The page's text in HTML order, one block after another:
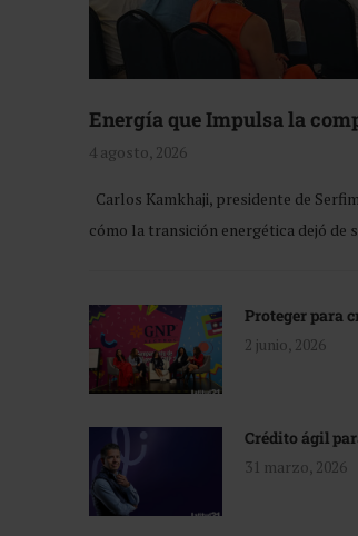
Energía que Impulsa la
4 agosto, 2026
Carlos Kamkhaji, presidente de
cómo la transición energética dejó de
Proteger para
2 junio, 2026
Crédito ágil
31 marzo, 2026